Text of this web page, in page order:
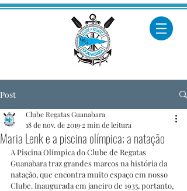
Post
Maria Lenk e a piscina olímpica; a natação
Clube Regatas Guanabara
18 de nov. de 2019 2 min de leitura
A Piscina Olímpica do Clube de Regatas
Guanabara traz grandes marcos na história da
natação, que encontra muito espaço em nosso
Clube. Inaugurada em janeiro de 1935, portanto,